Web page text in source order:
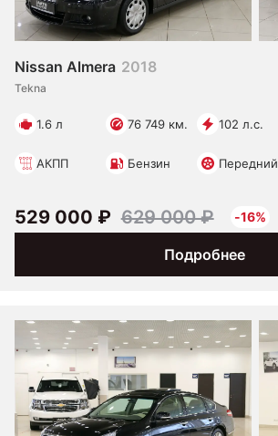
Nissan Almera 2018
Tekna
1.6 л 76 749 км. 102 л.с.
АКПП Бензин Передний
Подробнее
529 000 ₽ 629 000 ₽ -16%